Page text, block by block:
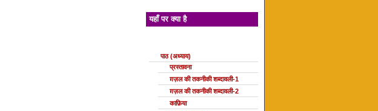
यहाँ पर क्या है
पाठ (अध्याय)
प्रस्तावना
ग़ज़ल की तकनीकी शब्दावली-1
ग़ज़ल की तकनीकी शब्दावली-2
काफ़िया